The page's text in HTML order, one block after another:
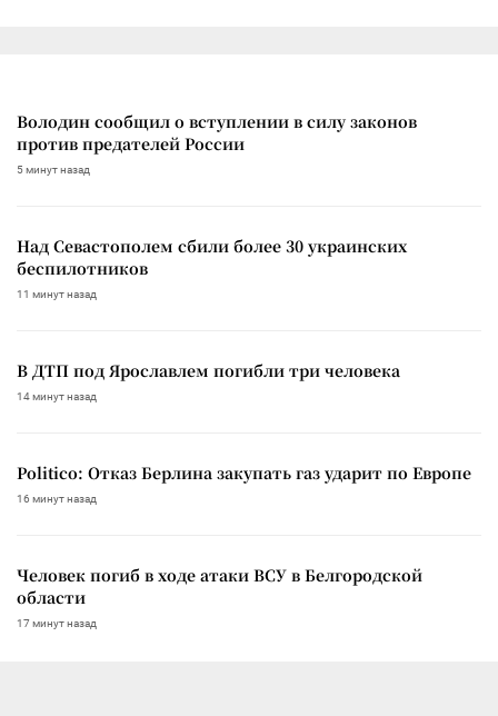
Володин сообщил о вступлении в силу законов
против предателей России
5 минут назад
Над Севастополем сбили более 30 украинских
беспилотников
11 минут назад
В ДТП под Ярославлем погибли три человека
14 минут назад
Politico: Отказ Берлина закупать газ ударит по Европе
16 минут назад
Человек погиб в ходе атаки ВСУ в Белгородской
области
17 минут назад